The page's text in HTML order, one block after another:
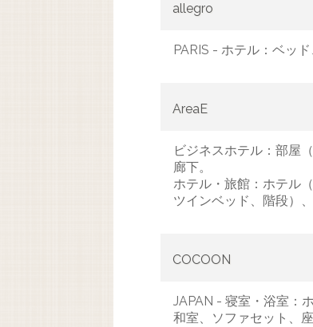
allegro
PARIS - ホテル：ベッ
AreaE
ビジネスホテル：部屋
廊下。
ホテル・旅館：ホテル
ツインベッド、階段）
COCOON
JAPAN - 寝室・浴室：
和室、ソファセット、座